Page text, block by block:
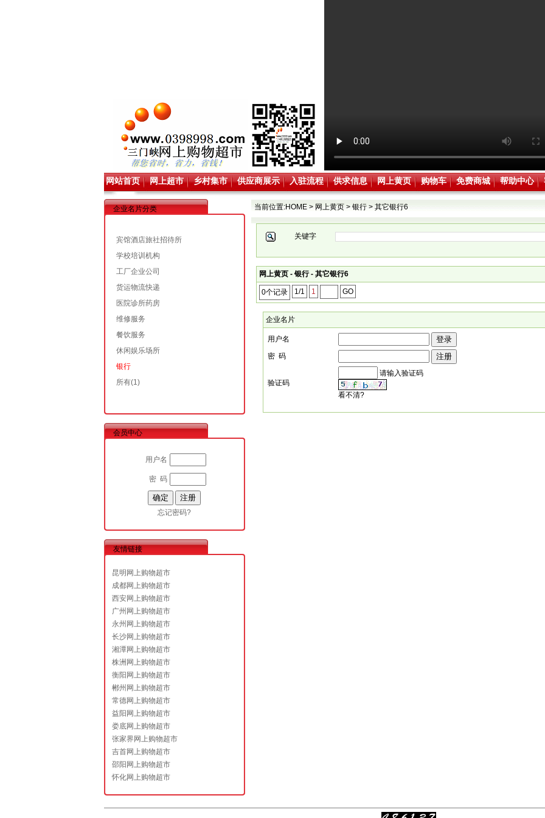
网站首页 网上超市 乡村集市 供应商展示 入驻流程 供求信息 网上黄页 购物车 免费商城 帮助中心
企业名片分类
宾馆酒店旅社招待所
学校培训机构
工厂企业公司
货运物流快递
医院诊所药房
维修服务
餐饮服务
休闲娱乐场所
银行
所有(1)
会员中心
用户名
密 码
忘记密码?
友情链接
昆明网上购物超市
成都网上购物超市
西安网上购物超市
广州网上购物超市
永州网上购物超市
长沙网上购物超市
湘潭网上购物超市
株洲网上购物超市
衡阳网上购物超市
郴州网上购物超市
常德网上购物超市
益阳网上购物超市
娄底网上购物超市
张家界网上购物超市
吉首网上购物超市
邵阳网上购物超市
怀化网上购物超市
当前位置:HOME> 网上黄页> 银行> 其它银行6
关键字
网上黄页 - 银行 - 其它银行6
0个记录 1/1 1 GO
企业名片
用户名
密 码
验证码
请输入验证码
看不清?